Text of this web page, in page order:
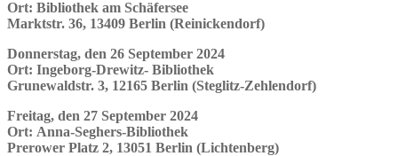
Ort: Bibliothek am Schäfersee
Marktstr. 36, 13409 Berlin (Reinickendorf)
Donnerstag, den 26 September 2024
Ort: Ingeborg-Drewitz- Bibliothek
Grunewaldstr. 3, 12165 Berlin (Steglitz-Zehlendorf)
Freitag, den 27 September 2024
Ort: Anna-Seghers-Bibliothek
Prerower Platz 2, 13051 Berlin (Lichtenberg)